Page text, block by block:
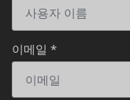
이메일 *